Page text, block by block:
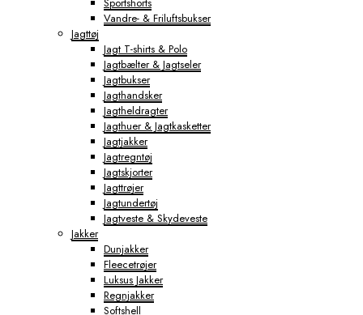
Vandre- & Friluftsbukser
Jagttøj
Jagt T-shirts & Polo
Jagtbælter & Jagtseler
Jagtbukser
Jagthandsker
Jagtheldragter
Jagthuer & Jagtkasketter
Jagtjakker
Jagtregntøj
Jagtskjorter
Jagttrøjer
Jagtundertøj
Jagtveste & Skydeveste
Jakker
Dunjakker
Fleecetrøjer
Luksus Jakker
Regnjakker
Softshell